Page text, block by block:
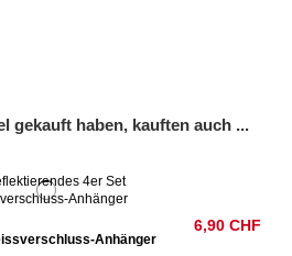
gekauft haben, kauften auch ...
Anhänger
6,90 CHF